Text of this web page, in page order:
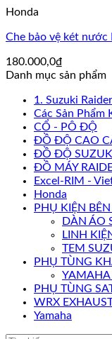
Honda
Che bảo vệ két nước
180.000,0₫
Danh mục sản phẩm
1. Suzuki
Các Sản Phẩm
CỔ - PÔ ĐỘ
ĐỒ ĐỘ CAO
ĐỒ ĐỘ SUZUKI
ĐỒ MÁY
Excel-RIM -
Honda
PHỤ KIỆN
DÀN ÁO
LINH
TEM
PHỤ TÙNG
YAMAHA
PHỤ TÙNG
WRX
Yamaha